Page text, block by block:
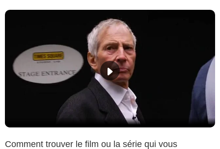
Comment trouver le film ou la série qui vous